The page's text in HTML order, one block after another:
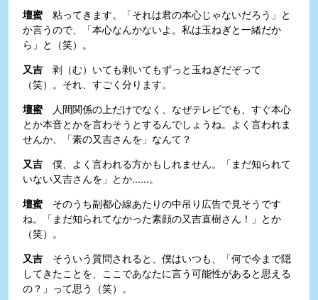
壇蜜 粘ってきます。「それは君の本心じゃないだろう」と
か言うので、「本心なんかないよ。私は玉ねぎと一緒だか
ら」と（笑）。
又吉 剥（む）いても剥いてもずっと玉ねぎだぞって
（笑）。それ、すごく分ります。
壇蜜 人間関係の上だけでなく、なぜテレビでも、すぐ本心
とか本音とかを言わそうとするんでしょうね。よく言われま
せんか、「素の又吉さんを」なんて？
又吉 僕、よく言われる方かもしれません。「まだ知られて
いない又吉さんを」とか......。
壇蜜 そのうち副都心線あたりの中吊り広告で見そうです
ね。「まだ知られてなかった素顔の又吉直樹さん！」とか
（笑）。
又吉 そういう質問されると、僕はいつも、「何で今まで隠
してきたことを、ここであなたに言う可能性があると思える
の？」って思う（笑）。